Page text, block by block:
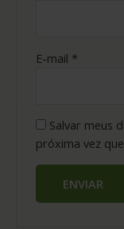
E-mail *
Salvar meus
próxima vez